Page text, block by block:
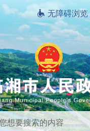
无障碍浏览